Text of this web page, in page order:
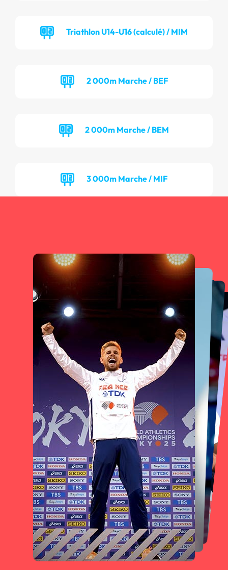
Triathlon U14-U16 (calculé) / MIM
2 000m Marche / BEF
2 000m Marche / BEM
3 000m Marche / MIF